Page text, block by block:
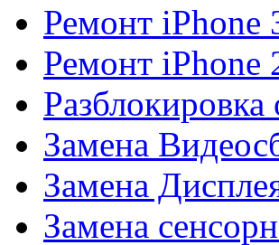
Ремонт iPhone
Ремонт iPhone
Замена
Замена
Замена